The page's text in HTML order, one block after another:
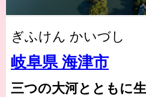
ぎふけん かいづし
岐阜県 海津市
三つの大河とともに